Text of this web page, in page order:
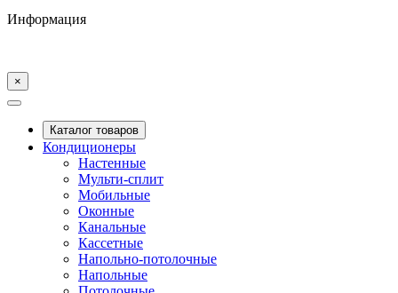
Информация
×
Каталог товаров
Кондиционеры
Настенные
Мульти-сплит
Мобильные
Оконные
Канальные
Кассетные
Напольно-потолочные
Напольные